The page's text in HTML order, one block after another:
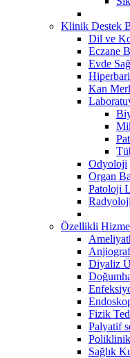
Klinik Destek
Dil ve
Eczane
Evde
Kan
Odyoloji
Organ
Patoloji
Özellikli
Diyaliz
Fizik
Palyatif
Sağlık